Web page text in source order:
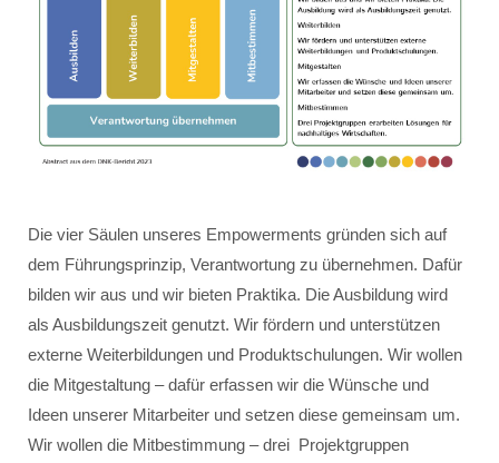
Die vier Säulen unseres Empowerments gründen sich auf
dem Führungsprinzip, Verantwortung zu übernehmen. Dafür
bilden wir aus und wir bieten Praktika. Die Ausbildung wird
als Ausbildungszeit genutzt. Wir fördern und unterstützen
externe Weiterbildungen und Produktschulungen. Wir wollen
die Mitgestaltung – dafür erfassen wir die Wünsche und
Ideen unserer Mitarbeiter und setzen diese gemeinsam um.
Wir wollen die Mitbestimmung – drei Projektgruppen